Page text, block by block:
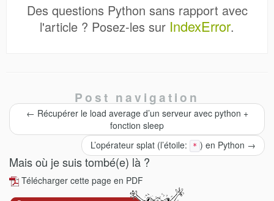
Des questions Python sans rapport avec
l'article ? Posez-les sur IndexError.
Post navigation
← Récupérer le load average d’un serveur avec python +
fonction sleep
L’opérateur splat (l’étoile:
* ) en Python →
Mais où je suis tombé(e) là ?
Télécharger cette page en PDF